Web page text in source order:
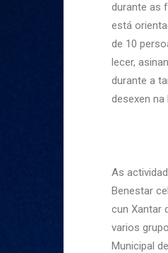
durante as
está
de 10
lecer,
durante a
desexen
As
Benestar
cun Xantar
varios
Municipal